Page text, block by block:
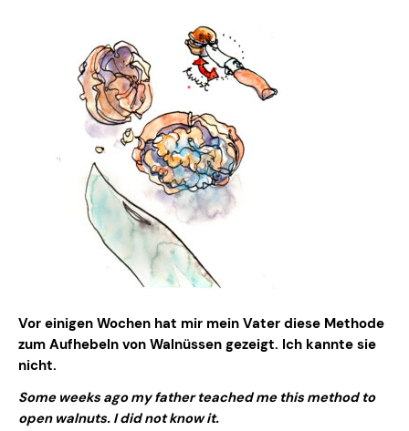
Vor einigen Wochen hat mir mein Vater diese Methode
zum Aufhebeln von Walnüssen gezeigt. Ich kannte sie
nicht.
Some weeks ago my father teached me this method to
open walnuts. I did not know it.